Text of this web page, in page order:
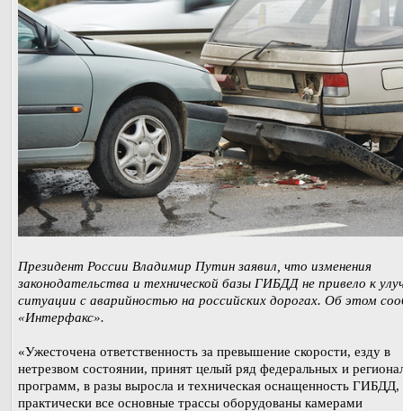
Президент России Владимир Путин заявил, что изменения
законодательства и технической базы ГИБДД не привело к
ситуации с аварийностью на российских дорогах. Об этом
«Интерфакс».
«Ужесточена ответственность за превышение скорости, езду в
нетрезвом состоянии, принят целый ряд федеральных и
программ, в разы выросла и техническая оснащенность ГИБДД,
практически все основные трассы оборудованы камерами